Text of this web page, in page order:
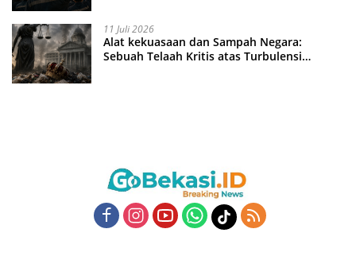
11 Juli 2026
Alat kekuasaan dan Sampah Negara:
Sebuah Telaah Kritis atas Turbulensi